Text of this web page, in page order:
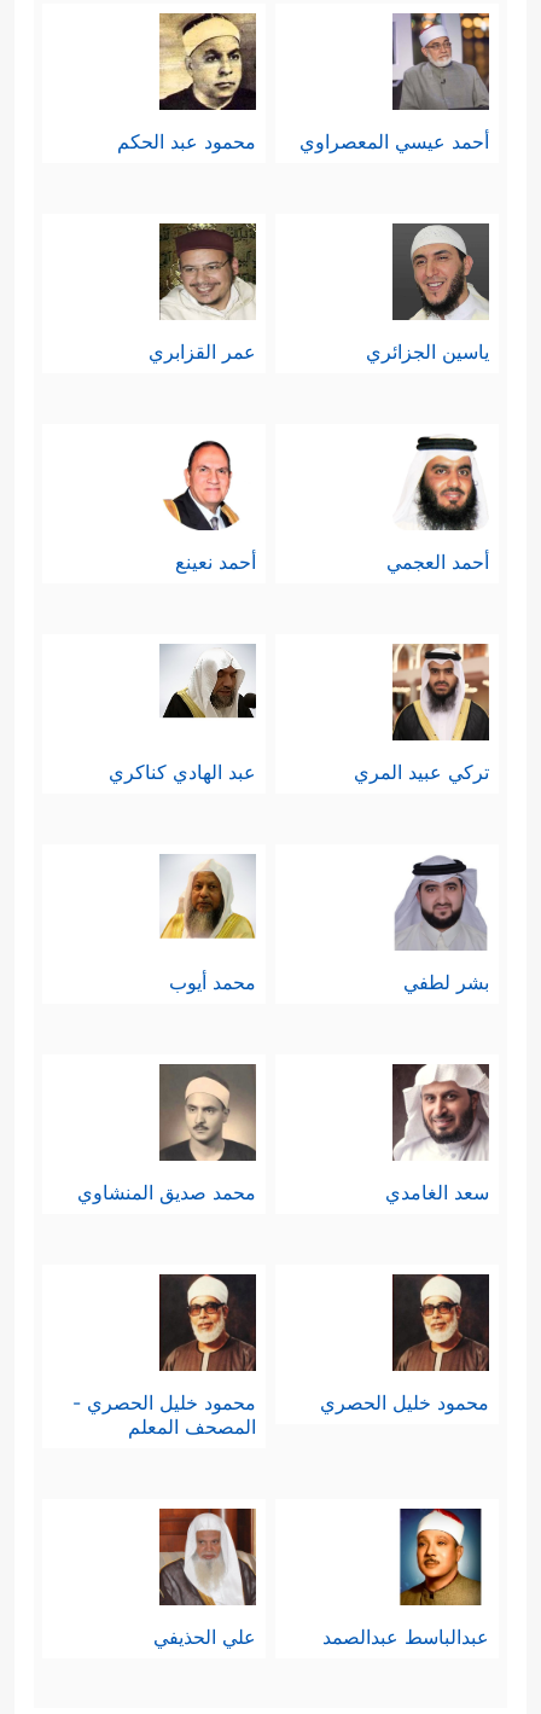
أحمد عيسي المعصراوي محمود عبد الحكم
ياسين الجزائري عمر القزابري
أحمد العجمي أحمد نعينع
تركي عبيد المري عبد الهادي كناكري
بشر لطفي محمد أيوب
سعد الغامدي محمد صديق المنشاوي
محمود خليل الحصري
محمود خليل الحصري -
المصحف المعلم
عبدالباسط عبدالصمد علي الحذيفي